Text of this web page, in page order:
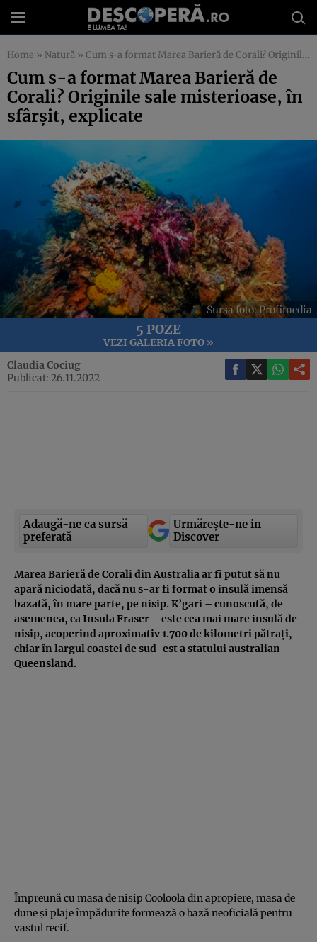
Home » Natură » Cum s-a format Marea Barieră de Corali? Originile sale misterioase, în sfârșit, explicate
Cum s-a format Marea Barieră de
Corali? Originile sale misterioase, în
sfârșit, explicate
Sursa foto: Profimedia
5 POZE
VEZI GALERIA FOTO »
Claudia Cociug
Publicat: 26.11.2022
Adaugă-ne ca sursă
preferată
Urmărește-ne in
Discover
Marea Barieră de Corali din Australia ar fi putut să nu
apară niciodată, dacă nu s-ar fi format o insulă imensă
bazată, în mare parte, pe nisip. K’gari – cunoscută, de
asemenea, ca Insula Fraser – este cea mai mare insulă de
nisip, acoperind aproximativ 1.700 de kilometri pătrați,
chiar în largul coastei de sud-est a statului australian
Queensland.
Împreună cu masa de nisip Cooloola din apropiere, masa de
dune și plaje împădurite formează o bază neoficială pentru
vastul recif.